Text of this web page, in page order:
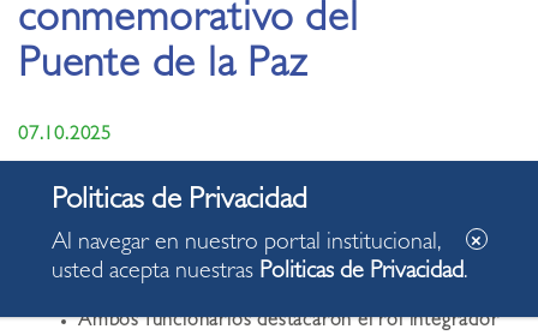
conmemorativo del
Puente de la Paz
07.10.2025
El alcalde Carlos Canales Anchorena y el
vicepresidente del Servicio Postal (Serpost), Jorge
Luiz Taboada, realizaron el primer matasellado de
Ambos funcionarios destacaron el rol integrador
Al navegar en nuestro portal institucional,
usted acepta nuestras Politicas de Privacidad.